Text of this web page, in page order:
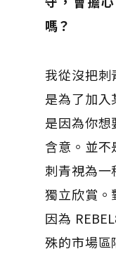
嗎？
我從沒把刺
是為了加
是因為你
含意。並
刺青視為
獨立欣賞。
因為
殊的市場區